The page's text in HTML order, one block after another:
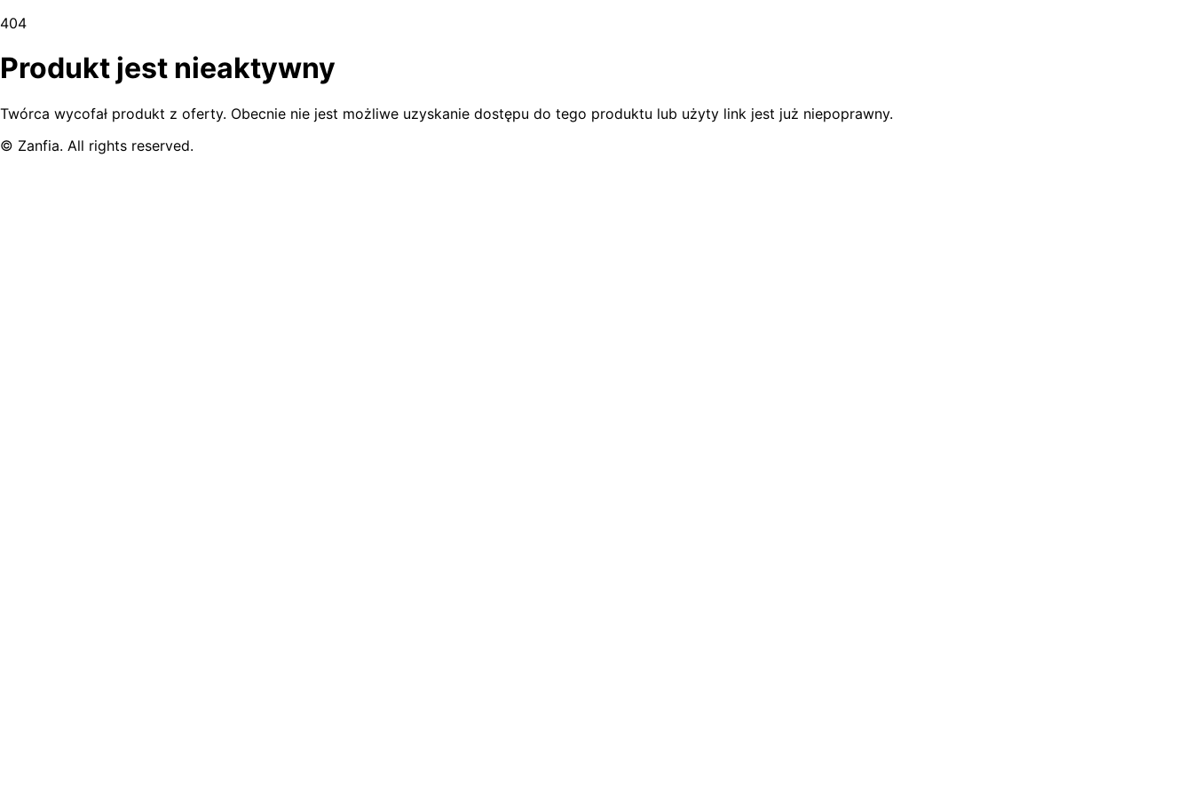
404
Produkt jest nieaktywny
Twórca wycofał produkt z oferty. Obecnie nie jest możliwe uzyskanie dostępu do tego produktu lub użyty link jest już niepoprawny.
© Zanfia. All rights reserved.